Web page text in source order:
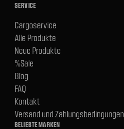
SERVICE
Cargoservice
Alle Produkte
Neue Produkte
%Sale
Blog
FAQ
Kontakt
Versand und Zahlungsbedingungen
BELIEBTE MARKEN